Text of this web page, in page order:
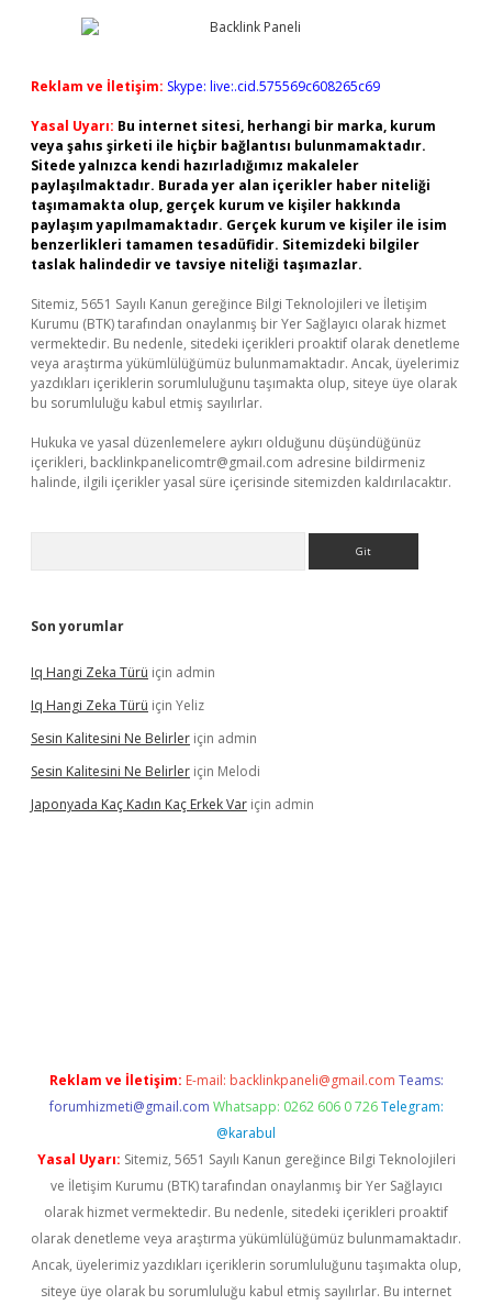
Reklam ve İletişim: Skype: live:.cid.575569c608265c69
Yasal Uyarı: Bu internet sitesi, herhangi bir marka, kurum
veya şahıs şirketi ile hiçbir bağlantısı bulunmamaktadır.
Sitede yalnızca kendi hazırladığımız makaleler
paylaşılmaktadır. Burada yer alan içerikler haber niteliği
taşımamakta olup, gerçek kurum ve kişiler hakkında
paylaşım yapılmamaktadır. Gerçek kurum ve kişiler ile isim
benzerlikleri tamamen tesadüfidir. Sitemizdeki bilgiler
taslak halindedir ve tavsiye niteliği taşımazlar.
Sitemiz, 5651 Sayılı Kanun gereğince Bilgi Teknolojileri ve İletişim
Kurumu (BTK) tarafından onaylanmış bir Yer Sağlayıcı olarak hizmet
vermektedir. Bu nedenle, sitedeki içerikleri proaktif olarak denetleme
veya araştırma yükümlülüğümüz bulunmamaktadır. Ancak, üyelerimiz
yazdıkları içeriklerin sorumluluğunu taşımakta olup, siteye üye olarak
bu sorumluluğu kabul etmiş sayılırlar.
Hukuka ve yasal düzenlemelere aykırı olduğunu düşündüğünüz
içerikleri, backlinkpanelicomtr@gmail.com adresine bildirmeniz
halinde, ilgili içerikler yasal süre içerisinde sitemizden kaldırılacaktır.
Son yorumlar
Iq Hangi Zeka Türü için admin
Iq Hangi Zeka Türü için Yeliz
Sesin Kalitesini Ne Belirler için admin
Sesin Kalitesini Ne Belirler için Melodi
Japonyada Kaç Kadın Kaç Erkek Var için admin
Reklam ve İletişim: E-mail: backlinkpaneli@gmail.com Teams:
forumhizmeti@gmail.com Whatsapp: 0262 606 0 726 Telegram:
@karabul
Yasal Uyarı: Sitemiz, 5651 Sayılı Kanun gereğince Bilgi Teknolojileri
ve İletişim Kurumu (BTK) tarafından onaylanmış bir Yer Sağlayıcı
olarak hizmet vermektedir. Bu nedenle, sitedeki içerikleri proaktif
olarak denetleme veya araştırma yükümlülüğümüz bulunmamaktadır.
Ancak, üyelerimiz yazdıkları içeriklerin sorumluluğunu taşımakta olup,
siteye üye olarak bu sorumluluğu kabul etmiş sayılırlar. Bu internet